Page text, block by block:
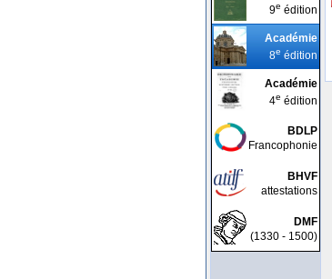
9e édition
Académie
8e édition
Académie
4e édition
BDLP
Francophonie
BHVF
attestations
DMF
(1330 - 1500)